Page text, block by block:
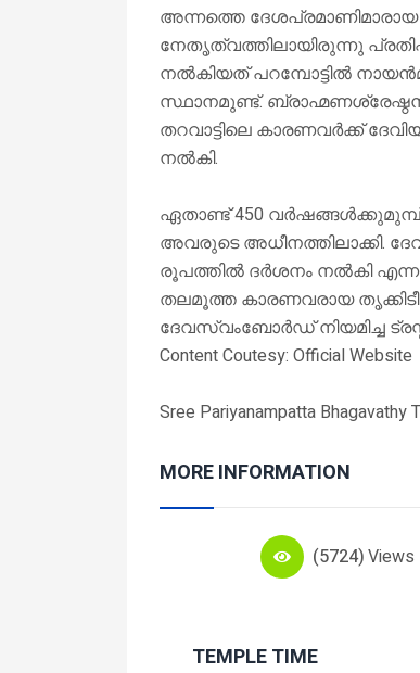
അന്നത്തെ
നേതൃത്വത്തിലായിരുന്നു
നൽകിയത് പറമ്പോട്ടിൽ
സ്ഥാനമുണ്ട്.
തറവാട്ടിലെ കാരണവർക്ക്
നൽകി.
ഏതാണ്ട് 450 വർഷങ്ങൾക്കുമുമ്പ്
അവരുടെ അധീനത്തിലാക്കി.
രൂപത്തിൽ ദർശനം നൽകി
തലമൂത്ത കാരണവരായ
ദേവസ്വംബോർഡ് നിയമിച്ച
Content Coutesy: Official Website
Sree Pariyanampatta
MORE INFORMATION
(5724)Views
TEMPLE TIME